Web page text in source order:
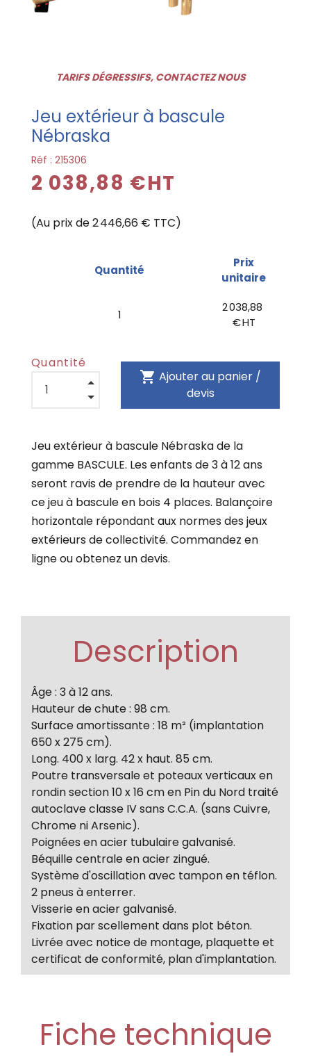
TARIFS DÉGRESSIFS, CONTACTEZ NOUS
Jeu extérieur à bascule
Nébraska
Réf : 215306
2 038,88 €HT
(Au prix de 2 446,66 € TTC)
Quantité
Prix
unitaire
1
2 038,88
€ HT
Quantité
shopping_cart Ajouter au panier /
devis
Jeu extérieur à bascule Nébraska de la
gamme BASCULE. Les enfants de 3 à 12 ans
seront ravis de prendre de la hauteur avec
ce jeu à bascule en bois 4 places. Balançoire
horizontale répondant aux normes des jeux
extérieurs de collectivité. Commandez en
ligne ou obtenez un devis.
Description
Âge : 3 à 12 ans.
Hauteur de chute : 98 cm.
Surface amortissante : 18 m² (implantation
650 x 275 cm).
Long. 400 x larg. 42 x haut. 85 cm.
Poutre transversale et poteaux verticaux en
rondin section 10 x 16 cm en Pin du Nord traité
autoclave classe IV sans C.C.A. (sans Cuivre,
Chrome ni Arsenic).
Poignées en acier tubulaire galvanisé.
Béquille centrale en acier zingué.
Système d'oscillation avec tampon en téflon.
2 pneus à enterrer.
Visserie en acier galvanisé.
Fixation par scellement dans plot béton.
Livrée avec notice de montage, plaquette et
certificat de conformité, plan d'implantation.
Fiche technique